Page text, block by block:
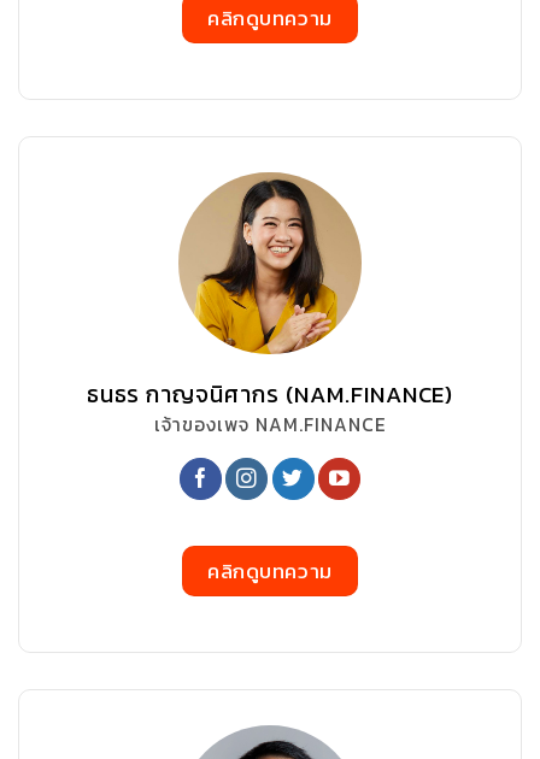
คลิกดูบทความ
ธนธร กาญจนิศากร (NAM.FINANCE)
เจ้าของเพจ NAM.FINANCE
คลิกดูบทความ